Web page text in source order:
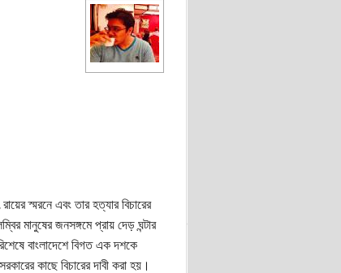
স্মরনে এবং তার হত্যার বিচারের
জনসঙ্গমে প্রায় দেড় ঘন্টার
বাংলাদেশে বিগত এক দশকে
কাছে বিচারের দাবী করা হয়।